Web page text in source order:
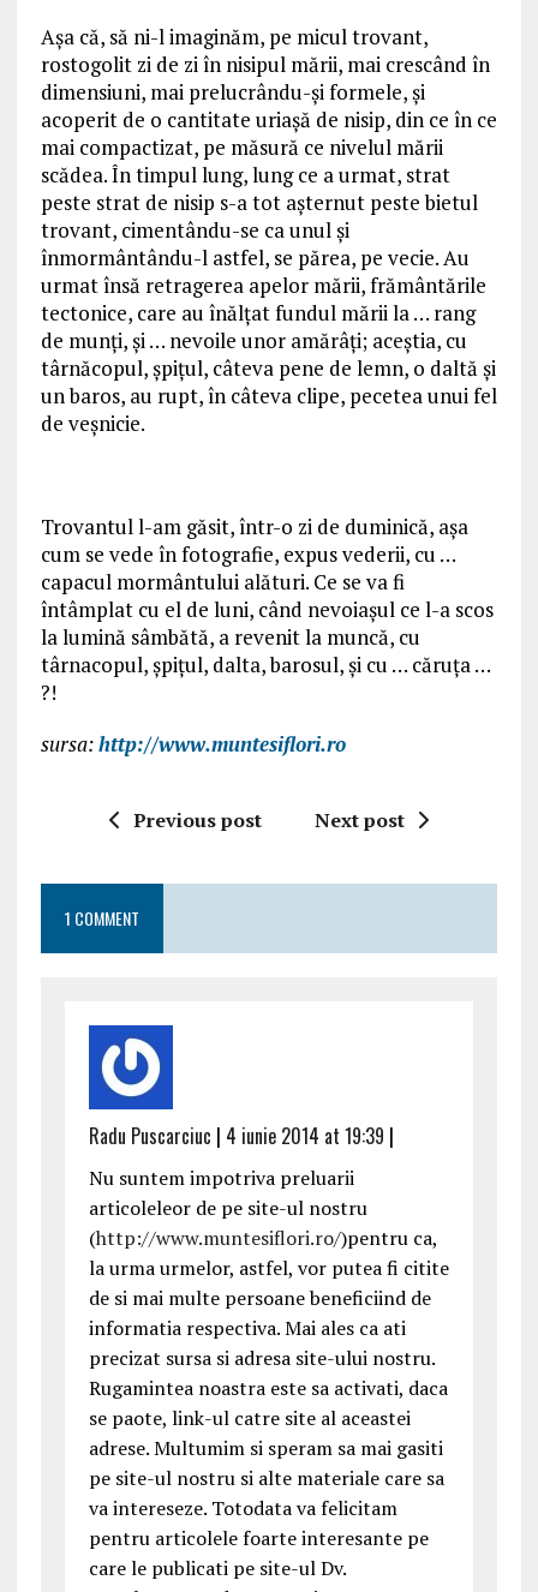
Aşa că, să ni-l imaginăm, pe micul trovant,
rostogolit zi de zi în nisipul mării, mai crescând în
dimensiuni, mai prelucrându-şi formele, şi
acoperit de o cantitate uriaşă de nisip, din ce în ce
mai compactizat, pe măsură ce nivelul mării
scădea. În timpul lung, lung ce a urmat, strat
peste strat de nisip s-a tot aşternut peste bietul
trovant, cimentându-se ca unul şi
înmormântându-l astfel, se părea, pe vecie. Au
urmat însă retragerea apelor mării, frământările
tectonice, care au înălţat fundul mării la … rang
de munţi, şi … nevoile unor amărâţi; aceştia, cu
târnăcopul, şpiţul, câteva pene de lemn, o daltă şi
un baros, au rupt, în câteva clipe, pecetea unui fel
de veşnicie.
Trovantul l-am găsit, într-o zi de duminică, aşa
cum se vede în fotografie, expus vederii, cu …
capacul mormântului alături. Ce se va fi
întâmplat cu el de luni, când nevoiaşul ce l-a scos
la lumină sâmbătă, a revenit la muncă, cu
târnacopul, şpiţul, dalta, barosul, şi cu … căruţa …
?!
sursa:http://www.muntesiflori.ro
Previous post Next post
1 COMMENT
Radu Puscarciuc | 4 iunie 2014 at 19:39 |
Nu suntem impotriva preluarii
articoleleor de pe site-ul nostru
(http://www.muntesiflori.ro/)pentru ca,
la urma urmelor, astfel, vor putea fi citite
de si mai multe persoane beneficiind de
informatia respectiva. Mai ales ca ati
precizat sursa si adresa site-ului nostru.
Rugamintea noastra este sa activati, daca
se paote, link-ul catre site al aceastei
adrese. Multumim si speram sa mai gasiti
pe site-ul nostru si alte materiale care sa
va intereseze. Totodata va felicitam
pentru articolele foarte interesante pe
care le publicati pe site-ul Dv.